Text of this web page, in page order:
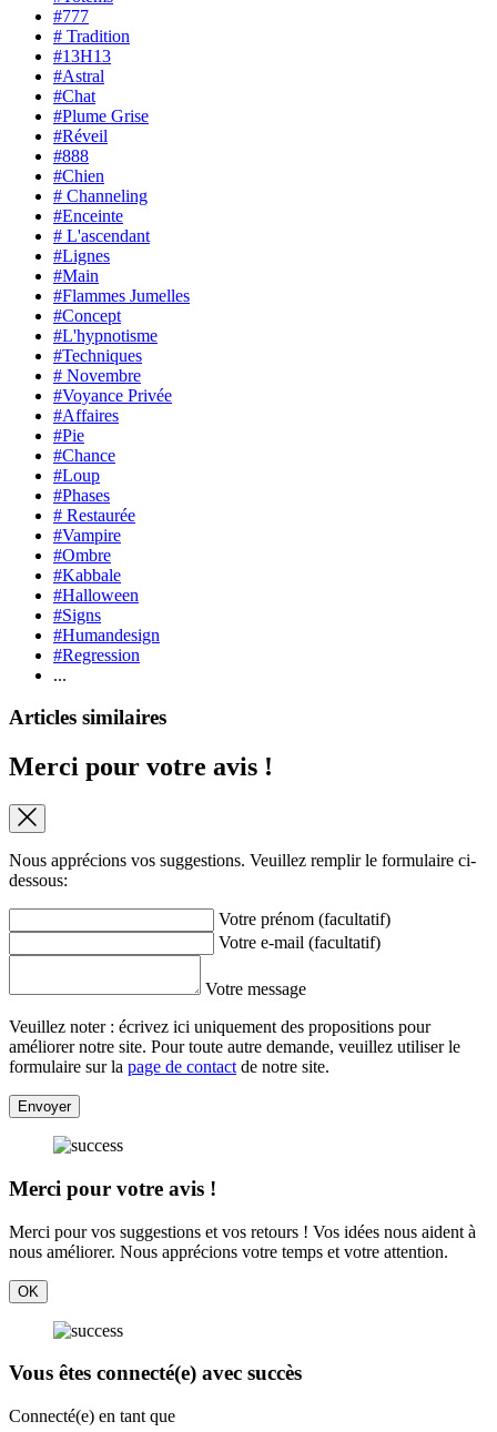
#777
# Tradition
#13H13
#Astral
#Chat
#Plume Grise
#Réveil
#888
#Chien
# Channeling
#Enceinte
# L'ascendant
#Lignes
#Main
#Flammes Jumelles
#Concept
#L'hypnotisme
#Techniques
# Novembre
#Voyance Privée
#Affaires
#Pie
#Chance
#Loup
#Phases
# Restaurée
#Vampire
#Ombre
#Kabbale
#Halloween
#Signs
#Humandesign
#Regression
...
Articles similaires
Merci pour votre avis !
Nous apprécions vos suggestions. Veuillez remplir le formulaire ci-
dessous:
Votre prénom (facultatif)
Votre e-mail (facultatif)
Votre message
Veuillez noter : écrivez ici uniquement des propositions pour
améliorer notre site. Pour toute autre demande, veuillez utiliser le
formulaire sur la page de contact de notre site.
Envoyer
Merci pour votre avis !
Merci pour vos suggestions et vos retours ! Vos idées nous aident à
nous améliorer. Nous apprécions votre temps et votre attention.
OK
Vous êtes connecté(e) avec succès
Connecté(e) en tant que